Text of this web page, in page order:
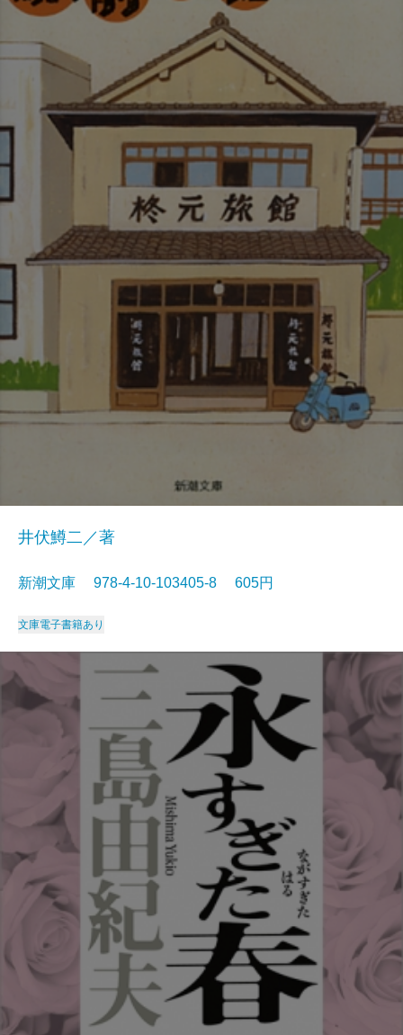
井伏鱒二／著
新潮文庫 978-4-10-103405-8 605円
文庫電子書籍あり